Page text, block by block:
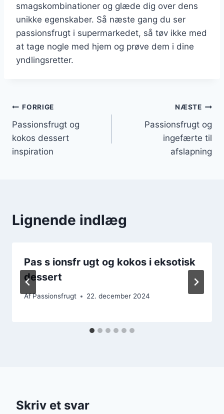
smagskombinationer og glæde dig over dens
unikke egenskaber. Så næste gang du ser
passionsfrugt i supermarkedet, så tøv ikke med
at tage nogle med hjem og prøve dem i dine
yndlingsretter.
Indlægsnavigation
FORRIGE
Passionsfrugt og
kokos dessert
inspiration
NÆSTE
Passionsfrugt og
ingefærte til
afslapning
Lignende indlæg
Pas­ s­ ionsf­r ugt og kokos i eksotisk
dessert
AfPassionsfrugt 22. december 2024
Skriv et svar